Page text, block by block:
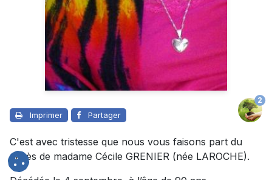
Imprimer Partager
2
C'est avec tristesse que nous vous faisons part du
décès de madame Cécile GRENIER (née LAROCHE).